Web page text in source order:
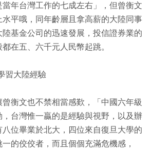
年台灣工作的七成左右」，但曾衡文
平哦，同年齡層且拿高薪的大陸同事
基金公司的迅速發展，投信證券業的
在五、六千元人民幣起跳。
習大陸經驗
衡文也不禁相當感歎，「中國六年級
台灣惟一贏的是經驗與視野，以及辦
位畢業於北大，四位來自復旦大學的
的佼佼者，而且個個充滿危機感，